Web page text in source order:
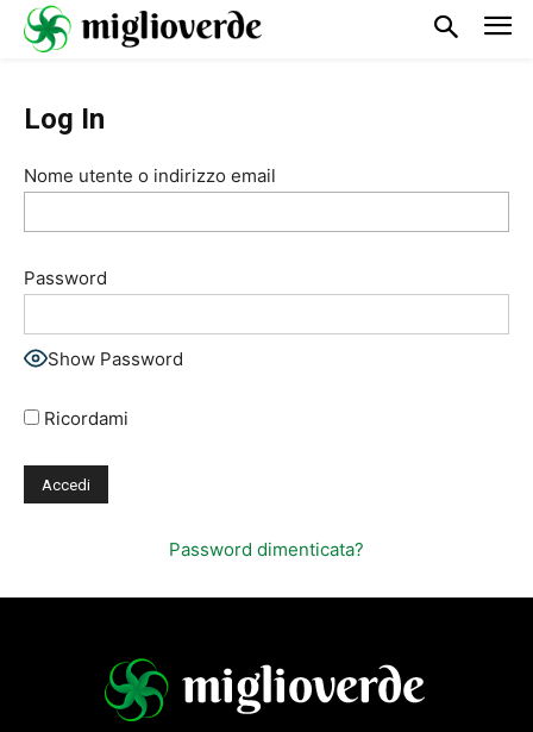
Log In
Nome utente o indirizzo email
Password
Show Password
Ricordami
Password dimenticata?